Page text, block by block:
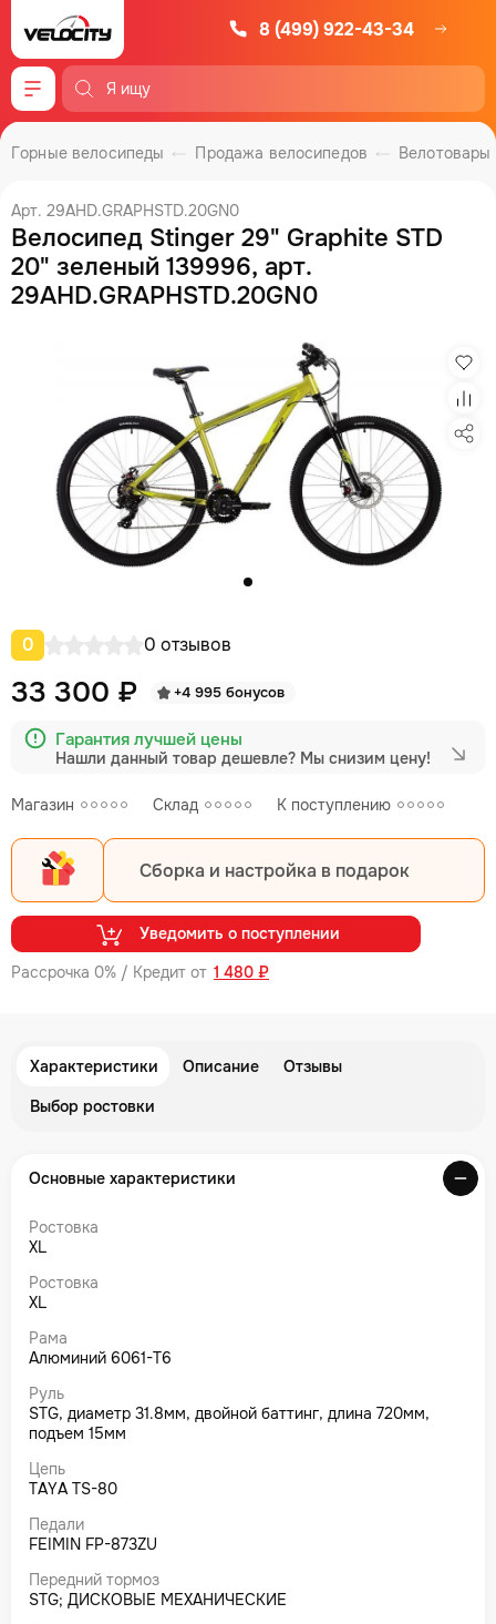
8 (499) 922-43-34
Меню
Велотовары
Продажа велосипедов
Горные велосипеды
Арт. 29AHD.GRAPHSTD.20GN0
Велосипед Stinger 29" Graphite STD
20" зеленый 139996, арт.
29AHD.GRAPHSTD.20GN0
0 0 отзывов
Магазин Склад К поступлению
33 300 ₽ +4 995 бонусов
Гарантия лучшей цены
Нашли данный товар дешевле? Мы снизим цену!
Рассрочка 0% / Кредит от 1 480 ₽
Сборка и настройка в подарок
Уведомить о поступлении
Характеристики Описание
Отзывы
Выбор ростовки
Основные характеристики
Ростовка
XL
Ростовка
XL
Рама
Алюминий 6061-T6
Руль
STG, диаметр 31.8мм, двойной баттинг, длина 720мм,
подъем 15мм
Цепь
TAYA TS-80
Педали
FEIMIN FP-873ZU
Передний тормоз
STG; ДИСКОВЫЕ МЕХАНИЧЕСКИЕ